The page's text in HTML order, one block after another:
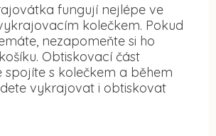
fungují nejlépe ve
kolečkem. Pokud
nezapomeňte si ho
Obtiskovací část
spojíte s kolečkem a během
vykrajovat i obtiskovat